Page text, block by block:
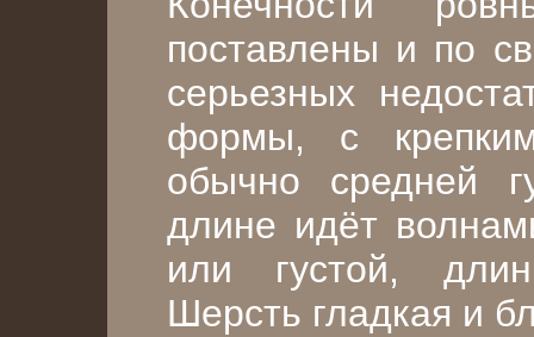
поставлены и по
серьезных
формы, с
обычно средней
длине идёт
или густой,
Шерсть гладкая и